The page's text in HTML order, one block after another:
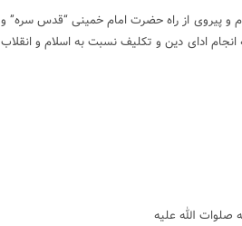
و پیروی از راه حضرت امام خمینی “قدس سره” و
انجام ادای دین و تکلیف نسبت به اسلام و انقلاب